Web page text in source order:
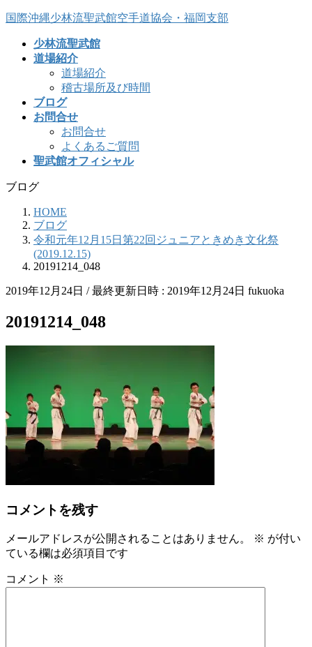
コ
ナ
国際沖縄少林流聖武館空手道協会・福岡支部
少林流聖武館
道場紹介
道場紹介
稽古場所及び時間
ブログ
お問合せ
お問合せ
よくあるご質問
聖武館オフィシャル
ブログ
HOME
ブログ
令和元年12月15日第22回ジュニアときめき文化祭
(2019.12.15)
20191214_048
2019年12月24日 / 最終更新日時 : 2019年12月24日 fukuoka
20191214_048
コメントを残す
メールアドレスが公開されることはありません。 ※ が付い
ている欄は必須項目です
コメント ※